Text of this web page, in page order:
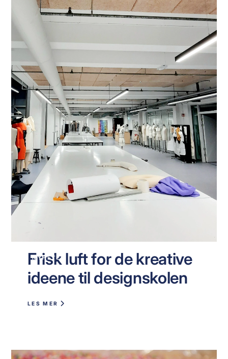
NYHETER
Frisk luft for de kreative
ideene til designskolen
LES MER